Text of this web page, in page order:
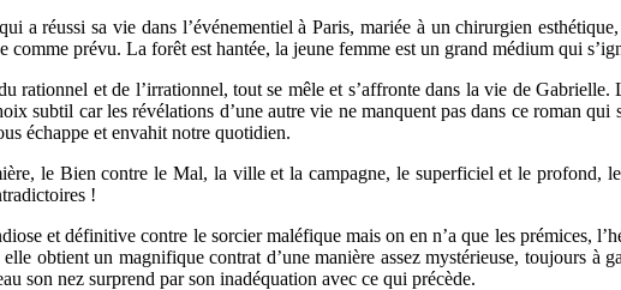
a réussi sa vie dans l’événementiel à Paris, mariée à un chirurgien
prévu. La forêt est hantée, la jeune femme est un grand médium qui
et de l’irrationnel, tout se mêle et s’affronte dans la vie de
subtil car les révélations d’une autre vie ne manquent pas dans ce roman qui
échappe et envahit notre quotidien.
le Bien contre le Mal, la ville et la campagne, le superficiel et le profond,
!
et définitive contre le sorcier maléfique mais on en n’a que les prémices,
obtient un magnifique contrat d’une manière assez mystérieuse, toujours à
son nez surprend par son inadéquation avec ce qui précède.